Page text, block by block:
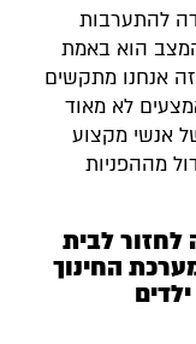
להתערבות
הוא באמת
אנחנו מתקשים
לא מאוד
אנשי מקצוע
מההפניות
לחזור לבית
החינוך